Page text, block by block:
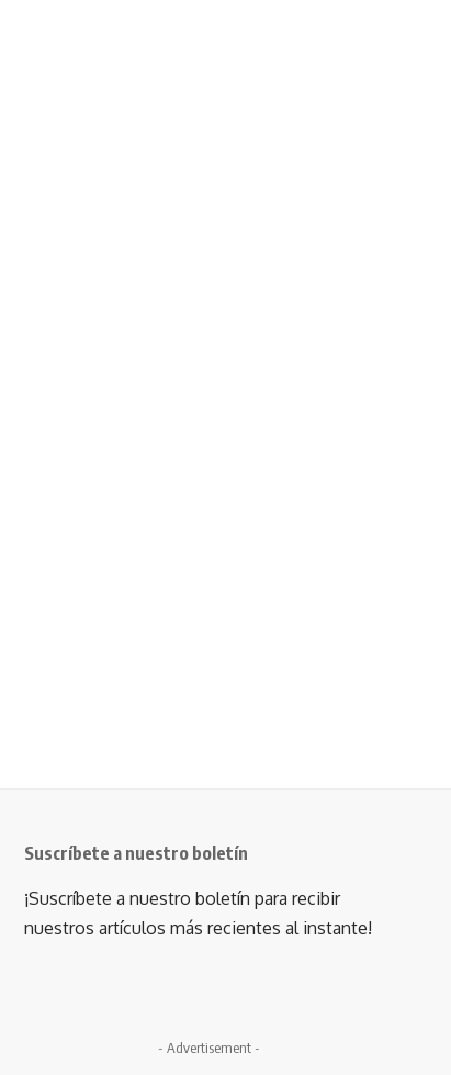
Suscríbete a nuestro boletín
¡Suscríbete a nuestro boletín para recibir
nuestros artículos más recientes al instante!
- Advertisement -